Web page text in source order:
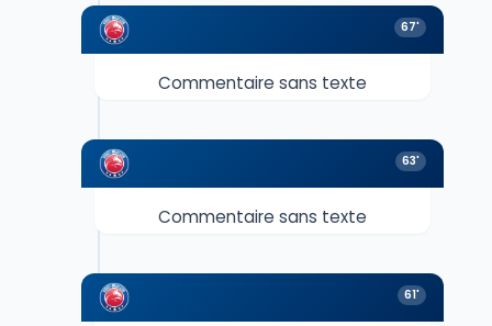
67'
Commentaire sans texte
63'
Commentaire sans texte
61'